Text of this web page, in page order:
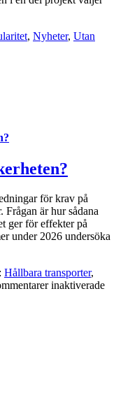
, Nyheter, Utan
för krav på
är hur sådana
ger för effekter på
under 2026 undersöka
Hållbara transporter,
inaktiveradeför